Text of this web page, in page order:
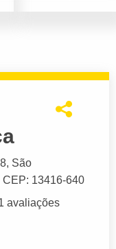
São
CEP: 13416-640
avaliações